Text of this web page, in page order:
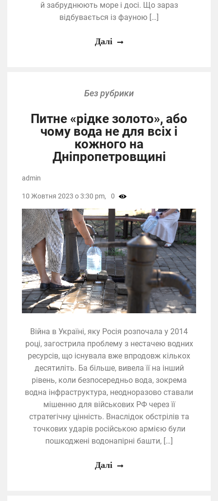
й забруднюють море і досі. Що зараз
відбувається із фауною […]
Далі
Без рубрики
Питне «рідке золото», або
чому вода не для всіх і
кожного на
Дніпропетровщині
Війна в Україні, яку Росія розпочала у 2014
році, загострила проблему з нестачею водних
ресурсів, що існувала вже впродовж кількох
десятиліть. Ба більше, вивела її на інший
рівень, коли безпосередньо вода, зокрема
водна інфраструктура, неодноразово ставали
мішенню для військових РФ через її
стратегічну цінність. Внаслідок обстрілів та
точкових ударів російською армією були
пошкоджені водонапірні башти, […]
admin
10 Жовтня 2023 о 3:30 pm, 0
Далі